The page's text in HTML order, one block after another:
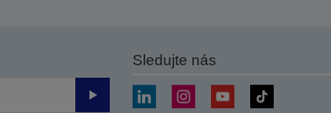
Odeslat
Sledujte nás